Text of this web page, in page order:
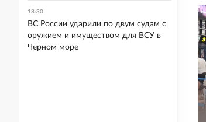
18:30
ВС России ударили по двум судам с
оружием и имуществом для ВСУ в
Черном море